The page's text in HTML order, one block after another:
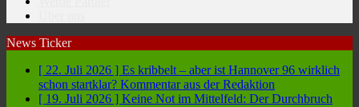
News Ticker
[ 22. Juli 2026 ] Es kribbelt – aber ist Hannover 96 wirklich
schon startklar? Kommentar aus der Redaktion
[ 19. Juli 2026 ] Keine Not im Mittelfeld: Der Durchbruch